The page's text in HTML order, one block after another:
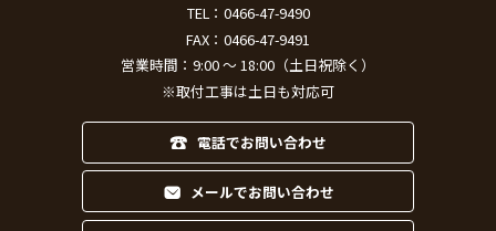
TEL： 0466-47-9490
FAX：0466-47-9491
営業時間：9:00 ～ 18:00（土日祝除く）
※取付工事は土日も対応可
電話でお問い合わせ
メールでお問い合わせ